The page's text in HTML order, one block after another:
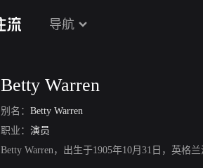
导航
Betty Warren
别名： Betty Warren
职业： 演员
Betty Warren，出生于1905年10月31日，英格